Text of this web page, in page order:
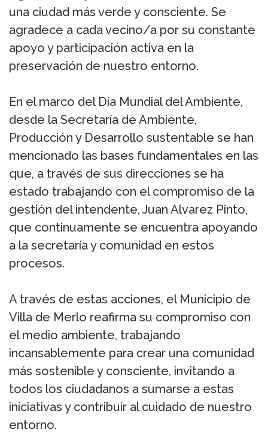
una ciudad más verde y consciente. Se
agradece a cada vecino/a por su constante
apoyo y participación activa en la
preservación de nuestro entorno.
En el marco del Día Mundial del Ambiente,
desde la Secretaría de Ambiente,
Producción y Desarrollo sustentable se han
mencionado las bases fundamentales en las
que, a través de sus direcciones se ha
estado trabajando con el compromiso de la
gestión del intendente, Juan Alvarez Pinto,
que continuamente se encuentra apoyando
a la secretaría y comunidad en estos
procesos.
A través de estas acciones, el Municipio de
Villa de Merlo reafirma su compromiso con
el medio ambiente, trabajando
incansablemente para crear una comunidad
más sostenible y consciente, invitando a
todos los ciudadanos a sumarse a estas
iniciativas y contribuir al cuidado de nuestro
entorno.